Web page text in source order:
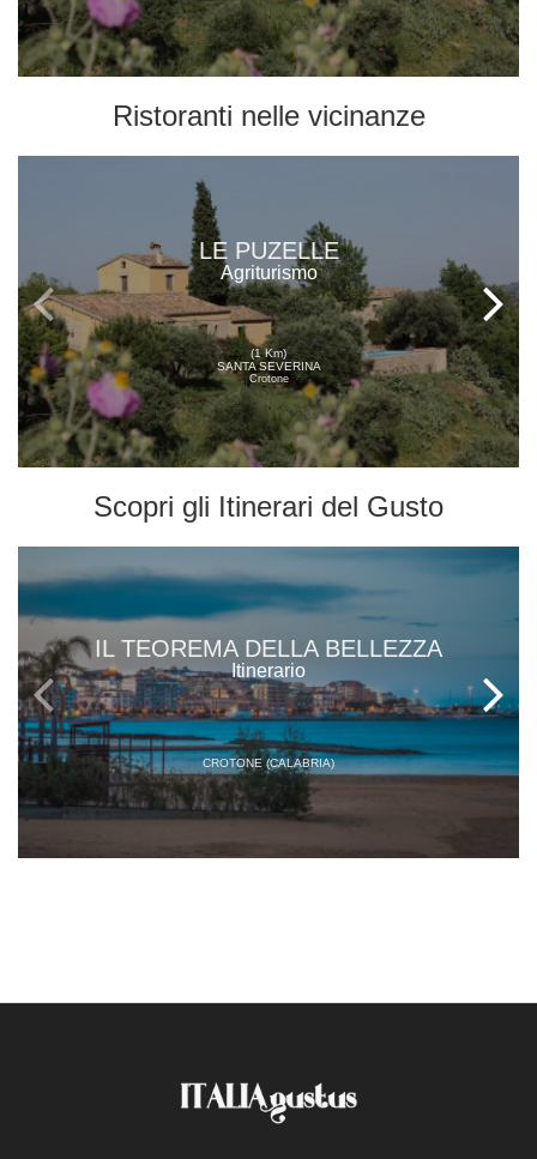
Ristoranti nelle vicinanze
LE PUZELLE
Agriturismo
(1 Km)
SANTA SEVERINA
Crotone
Scopri gli Itinerari del Gusto
IL TEOREMA DELLA BELLEZZA
Itinerario
CROTONE (CALABRIA)